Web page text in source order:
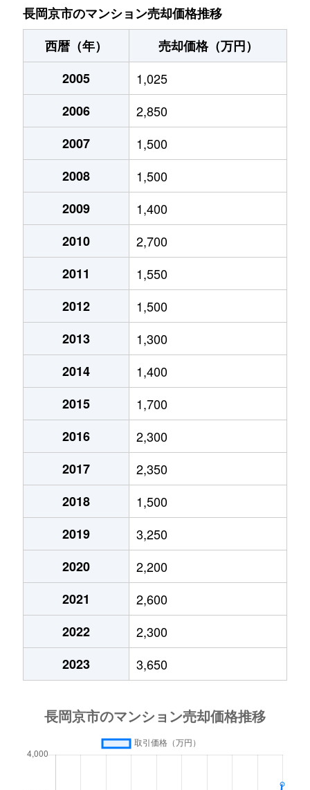
天神
6,900万円 長岡天神
東和苑
4,400万円 長岡京
8,100万円
3,100万円
10,000万円
3,600万円
奥海印寺
2,600万円 長岡天神
徒歩21
奥海印寺
3,000万円 長岡天神
徒歩18
奥海印寺
奥海印寺
2,700万円
奥海印寺
2,200万円
奥海印寺
3,400万円
2,800万円
金ケ原
4,800万円
金ケ原
1,900万円
河陽が丘
2,400万円
河陽が丘
2,800万円
河陽が丘
3,800万円
2,400万円
3,900万円
500万円
1,900万円
3,300万円
1,200万円
3,800万円
長岡京市のマンション売却価格推移
西暦（年）
売却価格（万円）
2005
1,025
2006
2,850
2007
1,500
2008
1,500
2009
1,400
2010
2,700
2011
1,550
2012
1,500
2013
1,300
2014
1,400
2015
1,700
2016
2,300
2017
2,350
2018
1,500
2019
3,250
2020
2,200
2021
2,600
2022
2,300
2023
3,650